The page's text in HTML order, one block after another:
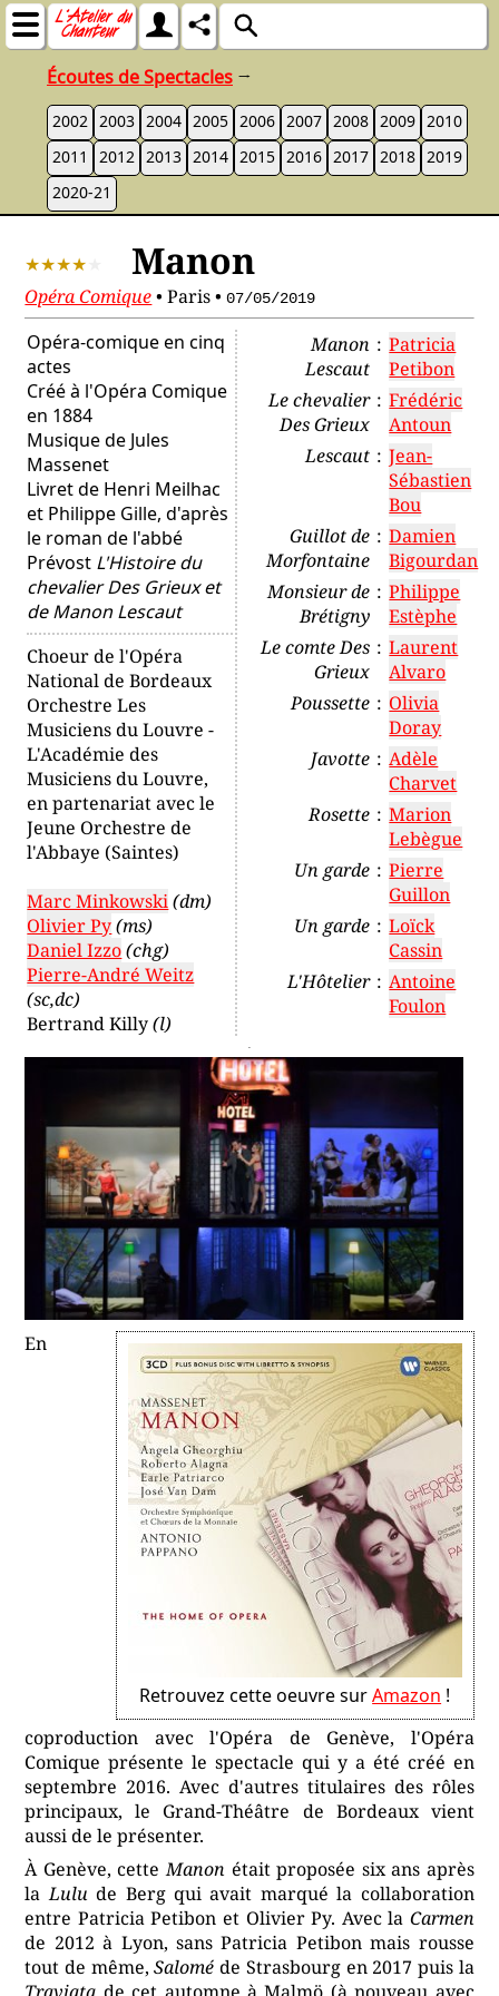
Écoutes de Spectacles →
2002 2003 2004 2005 2006 2007 2008 2009 2010
2011
2012 2013 2014 2015 2016 2017 2018 2019
2020-21
Manon
Opéra Comique•Paris•07/05/2019
Opéra-comique en cinq
actes
Créé à l'Opéra Comique
en 1884
Musique de Jules
Massenet
Livret de Henri Meilhac
et Philippe Gille, d'après
le roman de l'abbé
Prévost L'Histoire du
chevalier Des Grieux et
de Manon Lescaut
Choeur de l'Opéra
National de Bordeaux
Orchestre Les
Musiciens du Louvre -
L'Académie des
Musiciens du Louvre,
en partenariat avec le
Jeune Orchestre de
l'Abbaye (Saintes)
Marc Minkowski(dm)
Olivier Py(ms)
Daniel Izzo(chg)
Pierre-André Weitz
(sc,dc)
Bertrand Killy(l)
Manon
Lescaut
: Patricia
Petibon
Le chevalier
Des Grieux
: Frédéric
Antoun
Lescaut : Jean-
Sébastien
Bou
Guillot de
Morfontaine
: Damien
Bigourdan
Monsieur de
Brétigny
: Philippe
Estèphe
Le comte Des
Grieux
: Laurent
Alvaro
Poussette : Olivia
Doray
Javotte : Adèle
Charvet
Rosette : Marion
Lebègue
Un garde : Pierre
Guillon
Un garde : Loïck
Cassin
L'Hôtelier : Antoine
Foulon
Retrouvez cette oeuvre surAmazon !
En
coproduction avec l'Opéra de Genève, l'Opéra
Comique présente le spectacle qui y a été créé en
septembre 2016. Avec d'autres titulaires des rôles
principaux, le Grand-Théâtre de Bordeaux vient
aussi de le présenter.
À Genève, cetteManonétait proposée six ans après
laLulude Berg qui avait marqué la collaboration
entre Patricia Petibon et Olivier Py. Avec la Carmen
de 2012 à Lyon, sans Patricia Petibon mais rousse
tout de même,Salomé de Strasbourg en 2017 puis la